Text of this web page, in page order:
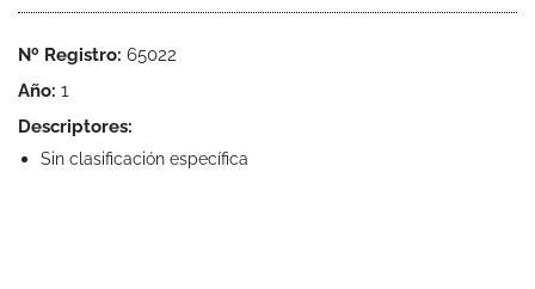
Nº Registro: 65022
Año: 1
Descriptores:
Sin clasificación específica